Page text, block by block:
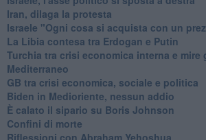
Iran, dilaga la protesta
Israele "Ogni cosa si acquista con un
La Libia contesa tra Erdogan e Putin
Turchia tra crisi economica interna e mire
Mediterraneo
GB tra crisi economica, sociale e politica
Biden in Medioriente, nessun addio
È calato il sipario su Boris Johnson
Confini di morte
Riflessioni con Abraham Yehoshua